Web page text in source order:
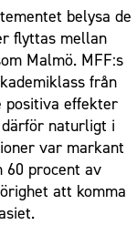
belysa de
flyttas mellan
Malmö. MFF:s
från
positiva effekter
naturligt i
var markant
60 procent av
att komma